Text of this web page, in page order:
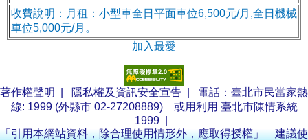
收費說明：月租：小型車全日平面車位6,500元/月,全日機械
車位5,000元/月。
加入最愛
著作權聲明 隱私權及資訊安全宣告 | 電話：臺北市民當家熱
線: 1999 (外縣市 02-27208889) 或用利用 臺北市陳情系統
1999
「引用本網站資料，除合理使用情形外，應取得授權」 建議使